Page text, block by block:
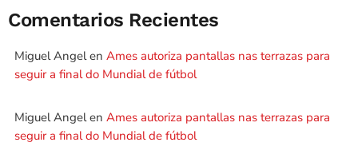
Comentarios Recientes
Miguel Angelen Ames autoriza pantallas nas terrazas para
seguir a final do Mundial de fútbol
Miguel Angelen Ames autoriza pantallas nas terrazas para
seguir a final do Mundial de fútbol